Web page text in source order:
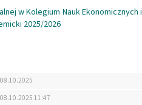
w Kolegium Nauk Ekonomicznych i
2025/2026
11:47